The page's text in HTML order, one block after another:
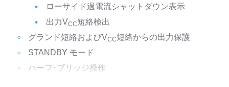
ローサイド過電流シャットダウン表示
出力VCC短絡検出
グランド短絡およびVCC短絡からの出力保護
STANDBY モード
ハーフ･ブリッジ操作